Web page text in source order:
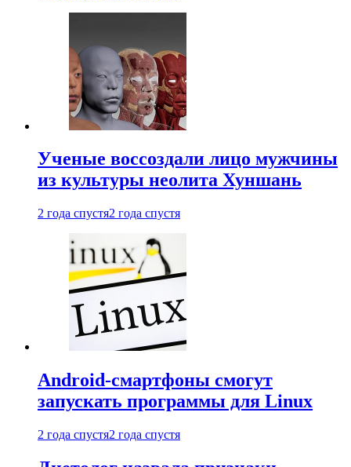
Ученые воссоздали лицо мужчины
из культуры неолита Хуншань
2 года спустя2 года спустя
Android-смартфоны смогут
запускать программы для Linux
2 года спустя2 года спустя